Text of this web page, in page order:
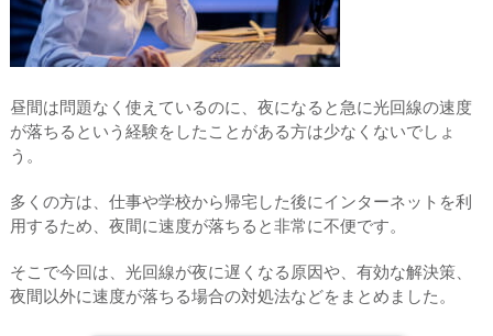
昼間は問題なく使えているのに、夜になると急に光回線の速度
が落ちるという経験をしたことがある方は少なくないでしょ
う。
多くの方は、仕事や学校から帰宅した後にインターネットを利
用するため、夜間に速度が落ちると非常に不便です。
そこで今回は、光回線が夜に遅くなる原因や、有効な解決策、
夜間以外に速度が落ちる場合の対処法などをまとめました。